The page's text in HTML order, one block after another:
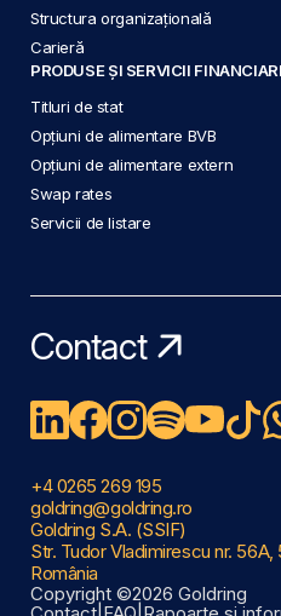
Structura organizațională
Carieră
PRODUSE ȘI SERVICII
Titluri de stat
Opțiuni de alimentare BVB
Opțiuni de alimentare extern
Swap rates
Servicii de listare
Contact
+4 0265 269 195
goldring@goldring.ro
Goldring S.A. (SSIF)
Str. Tudor Vladimirescu nr.
România
Copyright ©2026 Goldring